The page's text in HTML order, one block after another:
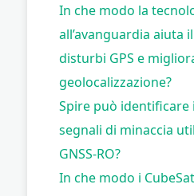
In che modo la
all’avanguardia aiuta
disturbi GPS e
geolocalizzazione?
Spire può identificare
segnali di minaccia
GNSS-RO?
In che modo i